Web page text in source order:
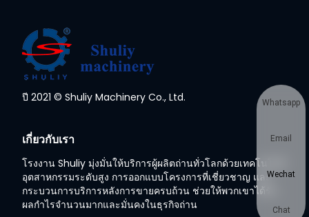
ปี 2021 © Shuliy Machinery Co., Ltd.
เกี่ยวกับเรา
โรงงาน Shuliy มุ่งมั่นให้บริการผู้ผลิตถ่านทั่วโลกด้วยเทคโนโลยี
อุตสาหกรรมระดับสูง การออกแบบโครงการที่เชี่ยวชาญ และ
กระบวนการบริการหลังการขายครบถ้วน ช่วยให้พวกเขาได้รับ
ผลกำไรจำนวนมากและมั่นคงในธุรกิจถ่าน
Whatsapp
Email
Wechat
Chat